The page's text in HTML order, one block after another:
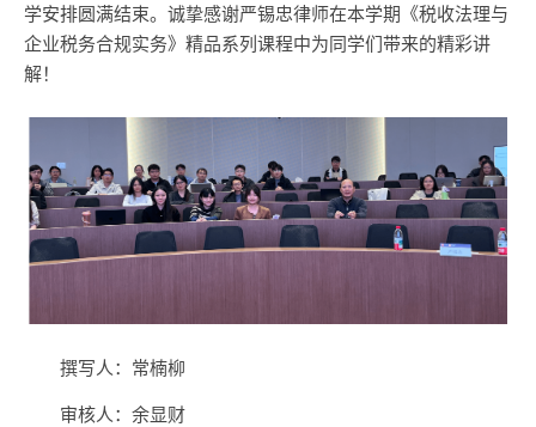
学安排圆满结束。诚挚感谢严锡忠律师在本学期《税收法理与
企业税务合规实务》精品系列课程中为同学们带来的精彩讲
解！
撰写人：常楠柳
审核人：余显财